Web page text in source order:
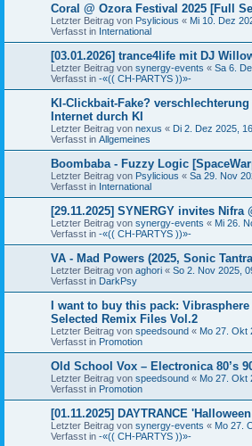
Coral @ Ozora Festival 2025 [Full
Letzter Beitrag von Psylicious « Mi 10. Dez
Verfasst in International
[03.01.2026] trance4life mit DJ
Letzter Beitrag von synergy-events « Sa 6.
Verfasst in -«(( CH-PARTYS ))»-
KI-Clickbait-Fake?
Internet durch KI
Letzter Beitrag von nexus « Di 2. Dez 2025,
Verfasst in Allgemeines
Boombaba - Fuzzy Logic
Letzter Beitrag von Psylicious « Sa 29. Nov
Verfasst in International
[29.11.2025] SYNERGY invites Nifra
Letzter Beitrag von synergy-events « Mi 26.
Verfasst in -«(( CH-PARTYS ))»-
VA - Mad Powers (2025, Sonic
Letzter Beitrag von aghori « So 2. Nov 2025,
Verfasst in DarkPsy
I want to buy this pack:
Selected Remix Files Vol.2
Letzter Beitrag von speedsound « Mo 27. Okt
Verfasst in Promotion
Old School Vox – Electronica 80’s
Letzter Beitrag von speedsound « Mo 27. Okt
Verfasst in Promotion
[01.11.2025] DAYTRANCE
Letzter Beitrag von synergy-events « Mo 27.
Verfasst in -«(( CH-PARTYS ))»-